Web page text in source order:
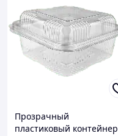
Прозрачный
пластиковый контейнер